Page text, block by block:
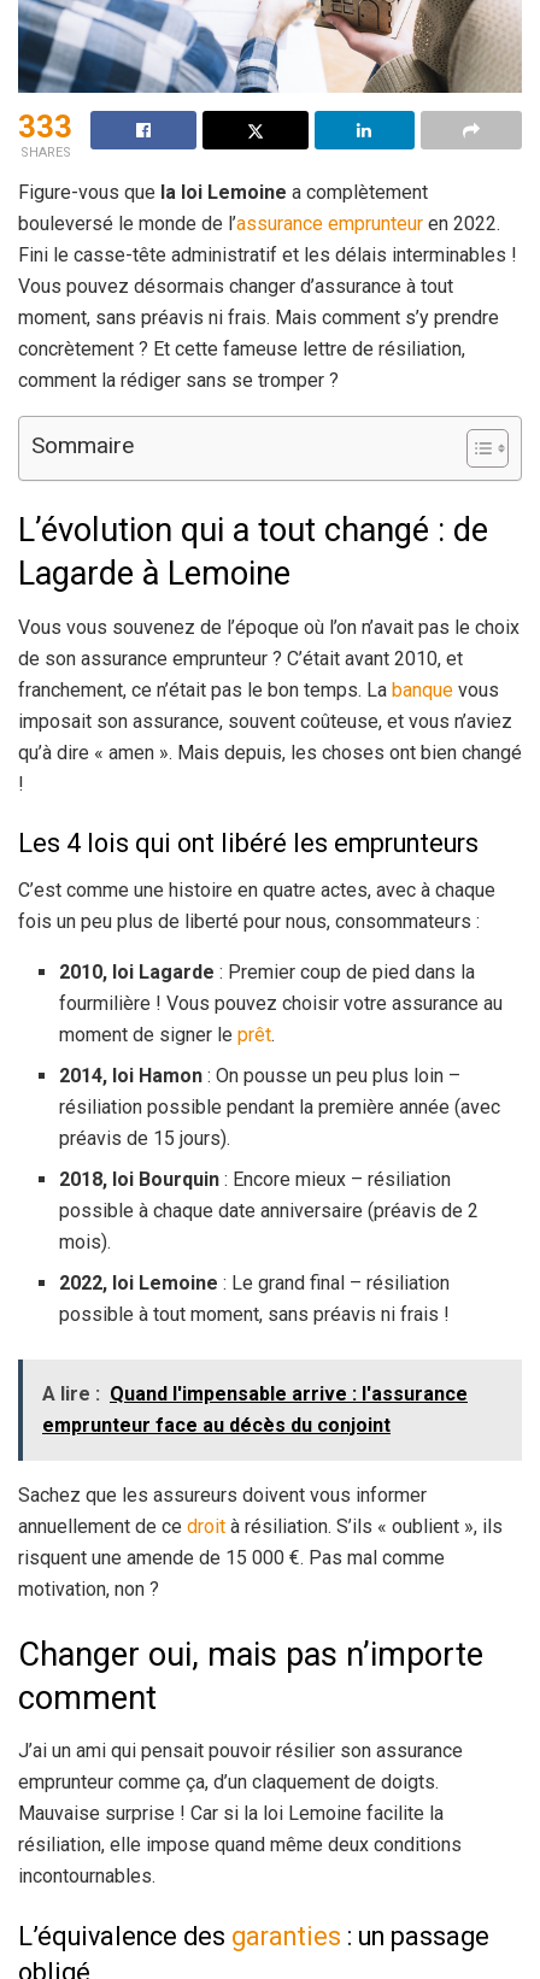
333
SHARES
Figure-vous que la loi Lemoine a complètement
bouleversé le monde de l’assurance emprunteur en 2022.
Fini le casse-tête administratif et les délais interminables !
Vous pouvez désormais changer d’assurance à tout
moment, sans préavis ni frais. Mais comment s’y prendre
concrètement ? Et cette fameuse lettre de résiliation,
comment la rédiger sans se tromper ?
Sommaire
L’évolution qui a tout changé : de
Lagarde à Lemoine
Vous vous souvenez de l’époque où l’on n’avait pas le choix
de son assurance emprunteur ? C’était avant 2010, et
franchement, ce n’était pas le bon temps. La banque vous
imposait son assurance, souvent coûteuse, et vous n’aviez
qu’à dire « amen ». Mais depuis, les choses ont bien changé
!
Les 4 lois qui ont libéré les emprunteurs
C’est comme une histoire en quatre actes, avec à chaque
fois un peu plus de liberté pour nous, consommateurs :
2010, loi Lagarde : Premier coup de pied dans la
fourmilière ! Vous pouvez choisir votre assurance au
moment de signer leprêt.
2014, loi Hamon : On pousse un peu plus loin –
résiliation possible pendant la première année (avec
préavis de 15 jours).
2018, loi Bourquin : Encore mieux – résiliation
possible à chaque date anniversaire (préavis de 2
mois).
2022, loi Lemoine : Le grand final – résiliation
possible à tout moment, sans préavis ni frais !
A lire : Quand l'impensable arrive : l'assurance
emprunteur face au décès du conjoint
Sachez que les assureurs doivent vous informer
annuellement de ce droit à résiliation. S’ils « oublient », ils
risquent une amende de 15 000 €. Pas mal comme
motivation, non ?
Changer oui, mais pas n’importe
comment
J’ai un ami qui pensait pouvoir résilier son assurance
emprunteur comme ça, d’un claquement de doigts.
Mauvaise surprise ! Car si la loi Lemoine facilite la
résiliation, elle impose quand même deux conditions
incontournables.
L’équivalence des garanties : un passage
obligé